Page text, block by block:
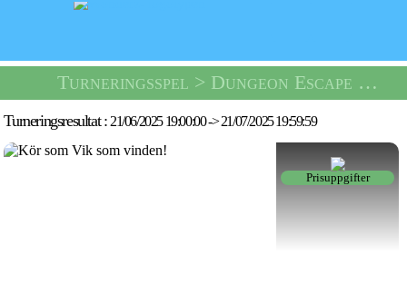
Turneringsspel > Dungeon Escape Tournament -
Turneringsresultat :21/06/2025 19:00:00->21/07/2025 19:59:59
Prisuppgifter